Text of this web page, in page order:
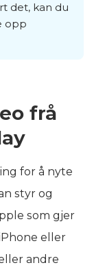
det, kan du
opp
frå
for å nyte
styr og
som gjer
eller
andre